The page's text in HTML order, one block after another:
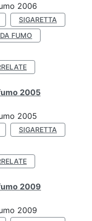
2006
SIGARETTA
FUMO
2005
2005
SIGARETTA
2009
2009